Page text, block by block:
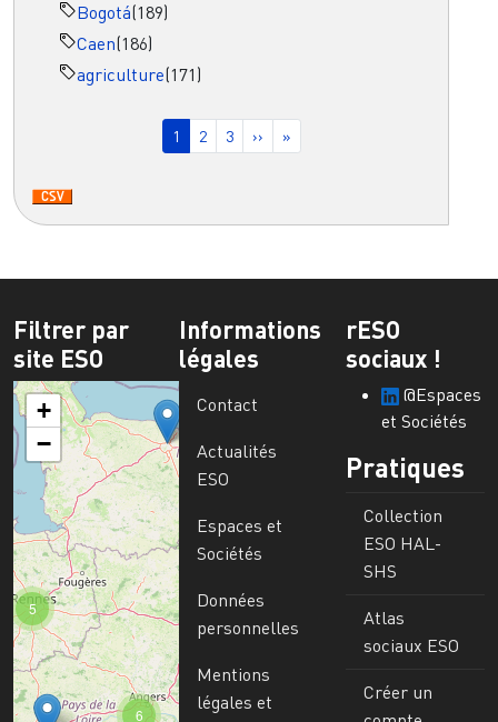
Bogotá(189)
Caen(186)
agriculture(171)
Page courante
1 Page
2 Page
3 Page suivante
›› Dernière page
»
Filtrer par
site ESO
6
5
+
−
Informations
légales
Contact
Actualités
ESO
Espaces et
Sociétés
Données
personnelles
Mentions
légales et
rESO
sociaux !
@Espaces
et Sociétés
Pratiques
Collection
ESO HAL-
SHS
Atlas
sociaux ESO
Créer un